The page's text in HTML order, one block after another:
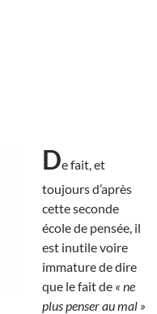
De fait, et
toujours d’après
cette seconde
école de pensée, il
est inutile voire
immature de dire
que le fait de « ne
plus penser au mal »